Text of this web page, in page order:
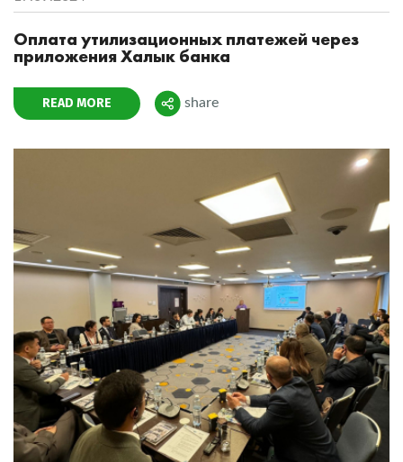
Оплата утилизационных платежей через
приложения Халык банка
READ MORE Поделиться
share